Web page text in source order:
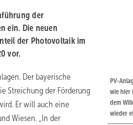
PV-
wie hier
dem
wieder
der
ein. Die neuen
der Photovoltaik im
vor.
Der bayerische
Streichung der Förderung
Er will auch eine
Wiesen. „In der